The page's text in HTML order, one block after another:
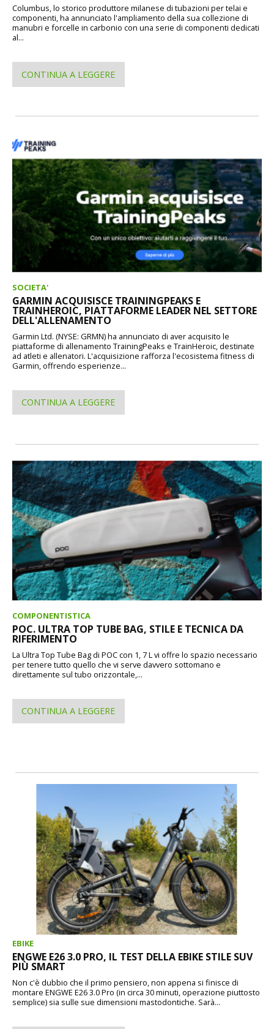
Columbus, lo storico produttore milanese di tubazioni per telai e
componenti, ha annunciato l'ampliamento della sua collezione di
manubri e forcelle in carbonio con una serie di componenti dedicati
al...
CONTINUA A LEGGERE
SOCIETA'
GARMIN ACQUISISCE TRAININGPEAKS E
TRAINHEROIC, PIATTAFORME LEADER NEL SETTORE
DELL'ALLENAMENTO
Garmin Ltd. (NYSE: GRMN) ha annunciato di aver acquisito le
piattaforme di allenamento TrainingPeaks e TrainHeroic, destinate
ad atleti e allenatori. L'acquisizione rafforza l'ecosistema fitness di
Garmin, offrendo esperienze...
CONTINUA A LEGGERE
COMPONENTISTICA
POC. ULTRA TOP TUBE BAG, STILE E TECNICA DA
RIFERIMENTO
La Ultra Top Tube Bag di POC con 1, 7 L vi offre lo spazio necessario
per tenere tutto quello che vi serve davvero sottomano e
direttamente sul tubo orizzontale,...
CONTINUA A LEGGERE
EBIKE
ENGWE E26 3.0 PRO, IL TEST DELLA EBIKE STILE SUV
PIÙ SMART
Non c'è dubbio che il primo pensiero, non appena si finisce di
montare ENGWE E26 3.0 Pro (in circa 30 minuti, operazione piuttosto
semplice) sia sulle sue dimensioni mastodontiche. Sarà...